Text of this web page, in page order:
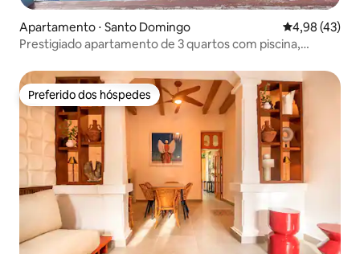
Apartamento ⋅ Santo Domingo 4,98 de uma
4,98 (43)
Prestigiado apartamento de 3 quartos com piscina,
Preferido dos hóspedes
Preferido dos hóspedes